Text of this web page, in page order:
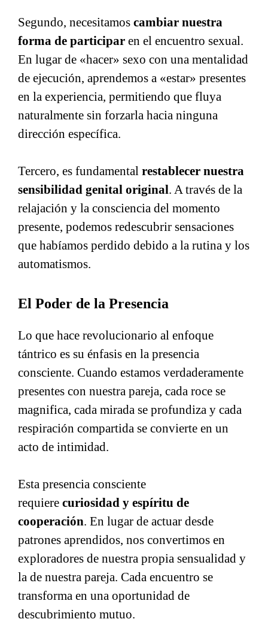
Segundo, necesitamos cambiar nuestra
forma de participar en el encuentro sexual.
En lugar de «hacer» sexo con una mentalidad
de ejecución, aprendemos a «estar» presentes
en la experiencia, permitiendo que fluya
naturalmente sin forzarla hacia ninguna
dirección específica.
Tercero, es fundamental restablecer nuestra
sensibilidad genital original. A través de la
relajación y la consciencia del momento
presente, podemos redescubrir sensaciones
que habíamos perdido debido a la rutina y los
automatismos.
El Poder de la Presencia
Lo que hace revolucionario al enfoque
tántrico es su énfasis en la presencia
consciente. Cuando estamos verdaderamente
presentes con nuestra pareja, cada roce se
magnifica, cada mirada se profundiza y cada
respiración compartida se convierte en un
acto de intimidad.
Esta presencia consciente
requiere curiosidad y espíritu de
cooperación. En lugar de actuar desde
patrones aprendidos, nos convertimos en
exploradores de nuestra propia sensualidad y
la de nuestra pareja. Cada encuentro se
transforma en una oportunidad de
descubrimiento mutuo.